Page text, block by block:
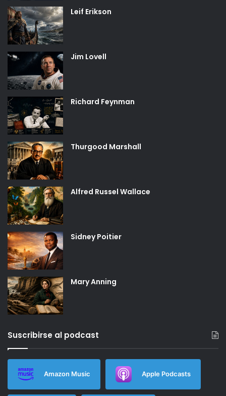
Leif Erikson
Jim Lovell
Richard Feynman
Thurgood Marshall
Alfred Russel Wallace
Sidney Poitier
Mary Anning
Suscribirse al podcast
Amazon Music Apple Podcasts